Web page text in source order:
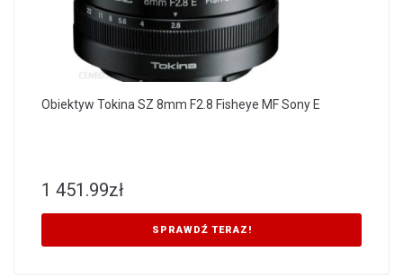
Obiektyw Tokina SZ 8mm F2.8 Fisheye MF Sony E
1 451.99zł
SPRAWDŹ TERAZ!